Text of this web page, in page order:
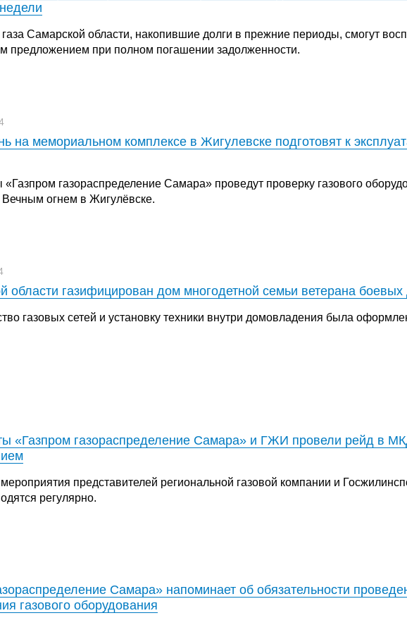
Самарской области, накопившие долги в прежние периоды, смогут
предложением при полном погашении задолженности.
на мемориальном комплексе в Жигулевске подготовят к
газораспределение Самара» проведут проверку газового
огнем в Жигулёвске.
области газифицирован дом многодетной семьи ветерана боевых
газовых сетей и установку техники внутри домовладения была
«Газпром газораспределение Самара» и ГЖИ провели рейд в
представителей региональной газовой компании и
регулярно.
Самара» напоминает об обязательности
газового оборудования